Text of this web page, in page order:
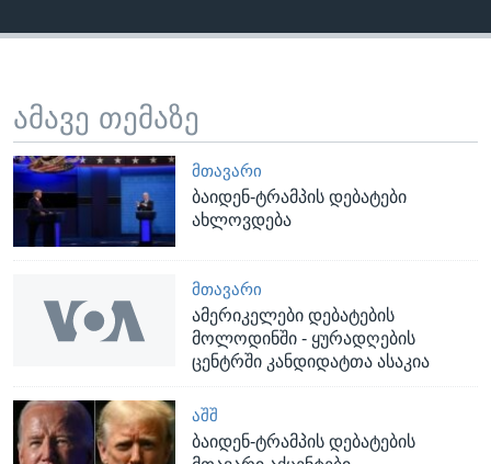
ამავე თემაზე
ᲛᲗᲐᲕᲐᲠᲘ
ბაიდენ-ტრამპის დებატები
ახლოვდება
ᲛᲗᲐᲕᲐᲠᲘ
ამერიკელები დებატების
მოლოდინში - ყურადღების
ცენტრში კანდიდატთა ასაკია
ᲐᲨᲨ
ბაიდენ-ტრამპის დებატების